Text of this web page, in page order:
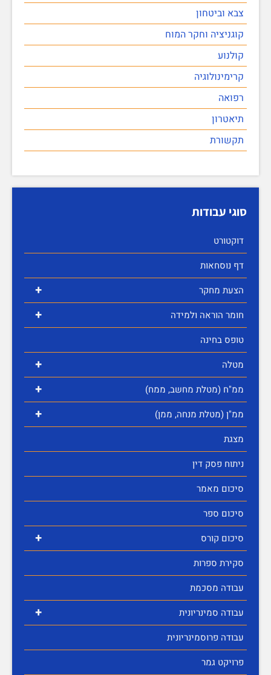
צבא וביטחון
קוגניציה וחקר המוח
קולנוע
קרימינולוגיה
רפואה
תיאטרון
תקשורת
סוגי עבודות
דוקטורט
דף נוסחאות
+ הצעת מחקר
+
חומר הוראה ולמידה
טופס בחינה
+ מטלה
+ ממ"ח (מטלת מחשב, ממח)
+
ממ"ן (מטלת מנחה, ממן)
מצגת
ניתוח פסק דין
סיכום מאמר
סיכום ספר
+
סיכום קורס
סקירת ספרות
עבודה מסכמת
+
עבודה סמינריונית
עבודה פרוסמינריונית
פרויקט גמר